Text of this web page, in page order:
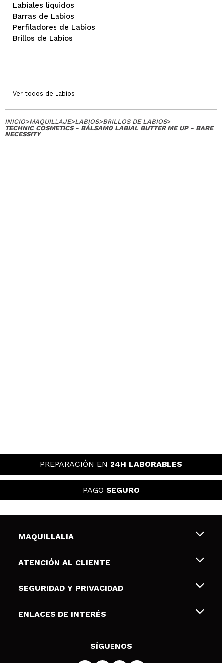
Labiales líquidos
Barras de Labios
Perfiladores de Labios
Brillos de Labios
Ver todos de Labios
INICIO>MAQUILLAJE>LABIOS>BRILLOS DE LABIOS>
TECHNIC COSMETICS - BÁLSAMO LABIAL BUTTER ME UP - BARE
NECESSITY
PREPARACIÓN EN 24H LABORABLES
PAGO SEGURO
MAQUILLALIA
Sobre nosotros
Tarjetas de Regalo
ATENCIÓN AL CLIENTE
Envíos y devoluciones
Formas de pago
SEGURIDAD Y PRIVACIDAD
Terminos y condiciones de uso
Política de cookies
ENLACES DE INTERÉS
SÍGUENOS